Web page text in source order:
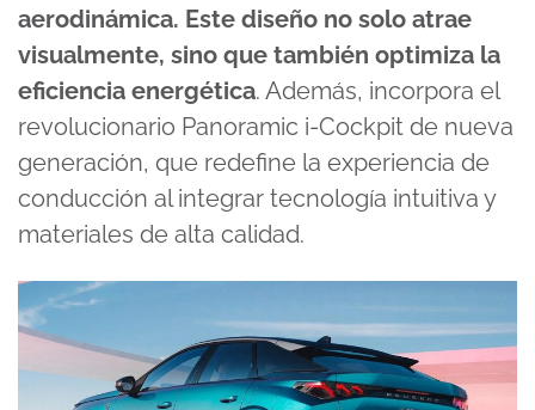
aerodinámica. Este diseño no solo atrae
visualmente, sino que también optimiza la
eficiencia energética. Además, incorpora el
revolucionario Panoramic i-Cockpit de nueva
generación, que redefine la experiencia de
conducción al integrar tecnología intuitiva y
materiales de alta calidad.